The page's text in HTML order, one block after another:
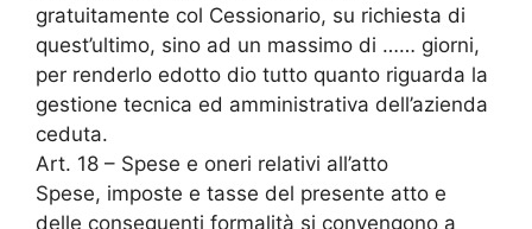
gratuitamente col Cessionario, su richiesta di
quest’ultimo, sino ad un massimo di …… giorni,
per renderlo edotto dio tutto quanto riguarda la
gestione tecnica ed amministrativa dell’azienda
ceduta.
Art. 18 – Spese e oneri relativi all’atto
Spese, imposte e tasse del presente atto e
delle conseguenti formalità si convengono a